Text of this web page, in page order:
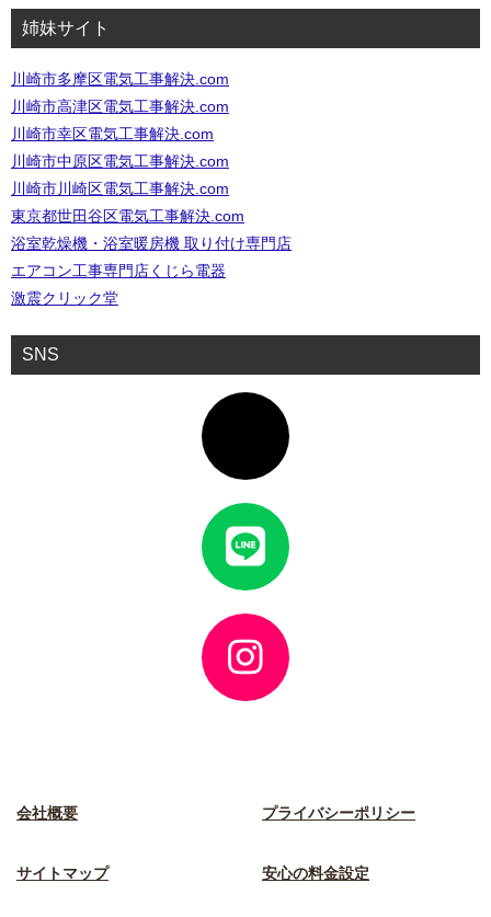
姉妹サイト
川崎市多摩区電気工事解決.com
川崎市高津区電気工事解決.com
川崎市幸区電気工事解決.com
川崎市中原区電気工事解決.com
川崎市川崎区電気工事解決.com
東京都世田谷区電気工事解決.com
浴室乾燥機・浴室暖房機 取り付け専門店
エアコン工事専門店くじら電器
激震クリック堂
SNS
イ
コ
ン
リ
イ
コ
ン
リ
イ
コ
ン
リ
会社概要 プライバシーポリシー
サイトマップ 安心の料金設定